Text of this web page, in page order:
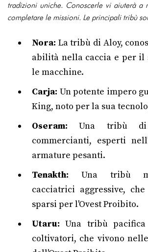
tradizioni uniche. Conoscerle vi aiuterà a
completare le missioni. Le principali tribù
Nora: La tribù di Aloy,
abilità nella caccia e per il
le macchine.
Carja: Un potente impero
King, noto per la sua
Oseram: Una tribù
commercianti, esperti
armature pesanti.
Tenakth: Una tribù
cacciatrici aggressive,
sparsi per l'Ovest Proibito.
Utaru: Una tribù
coltivatori, che vivono